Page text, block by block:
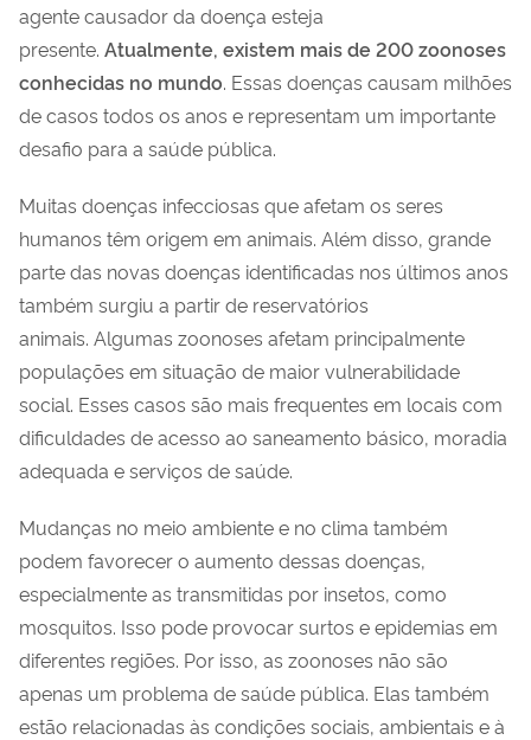
agente causador da doença esteja
presente. Atualmente, existem mais de 200 zoonoses
conhecidas no mundo. Essas doenças causam milhões
de casos todos os anos e representam um importante
desafio para a saúde pública.
Muitas doenças infecciosas que afetam os seres
humanos têm origem em animais. Além disso, grande
parte das novas doenças identificadas nos últimos anos
também surgiu a partir de reservatórios
animais. Algumas zoonoses afetam principalmente
populações em situação de maior vulnerabilidade
social. Esses casos são mais frequentes em locais com
dificuldades de acesso ao saneamento básico, moradia
adequada e serviços de saúde.
Mudanças no meio ambiente e no clima também
podem favorecer o aumento dessas doenças,
especialmente as transmitidas por insetos, como
mosquitos. Isso pode provocar surtos e epidemias em
diferentes regiões. Por isso, as zoonoses não são
apenas um problema de saúde pública. Elas também
estão relacionadas às condições sociais, ambientais e à